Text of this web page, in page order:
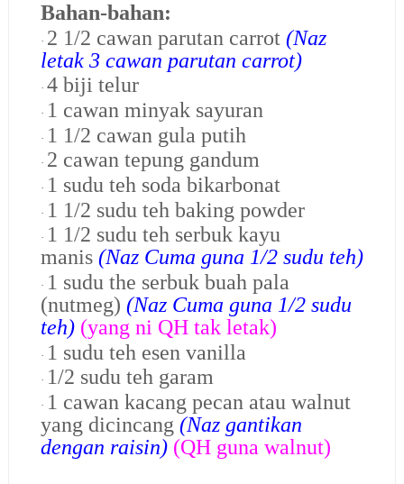
Bahan-bahan:
· 2 1/2 cawan parutan carrot (Naz
letak 3 cawan parutan carrot)
· 4 biji telur
· 1 cawan minyak sayuran
· 1 1/2 cawan gula putih
· 2 cawan tepung gandum
· 1 sudu teh soda bikarbonat
· 1 1/2 sudu teh baking powder
· 1 1/2 sudu teh serbuk kayu
manis (Naz Cuma guna 1/2 sudu teh)
· 1 sudu the serbuk buah pala
(nutmeg) (Naz Cuma guna 1/2 sudu
teh) (yang ni QH tak letak)
· 1 sudu teh esen vanilla
· 1/2 sudu teh garam
· 1 cawan kacang pecan atau walnut
yang dicincang (Naz gantikan
dengan raisin) (QH guna walnut)